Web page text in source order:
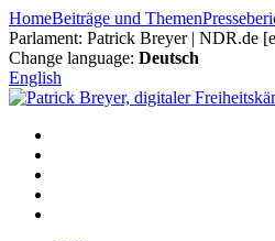
Zum
Inhalt
springen
HomeBeiträge und Themen
Parlament: Patrick Breyer | NDR.de
Change language: Deutsch
English